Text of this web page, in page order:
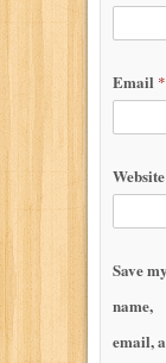
Email *
Website
Save my
name,
email,